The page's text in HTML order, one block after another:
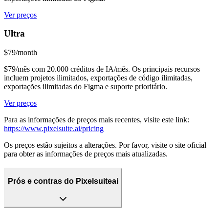
Ver preços
Ultra
$79/month
$79/mês com 20.000 créditos de IA/mês. Os principais recursos
incluem projetos ilimitados, exportações de código ilimitadas,
exportações ilimitadas do Figma e suporte prioritário.
Ver preços
Para as informações de preços mais recentes, visite este link:
https://www.pixelsuite.ai/pricing
Os preços estão sujeitos a alterações. Por favor, visite o site oficial
para obter as informações de preços mais atualizadas.
Prós e contras do Pixelsuiteai